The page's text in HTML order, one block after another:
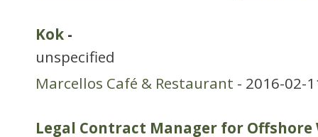
Kok -
unspecified
Marcellos Café & Restaurant - 2016-02-
Legal Contract Manager for Offshore